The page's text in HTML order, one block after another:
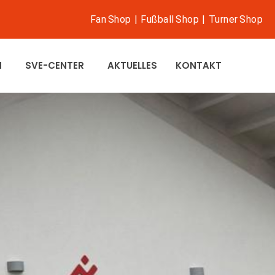
Fan Shop | Fußball Shop | Turner Shop
SVE-CENTER AKTUELLES KONTAKT